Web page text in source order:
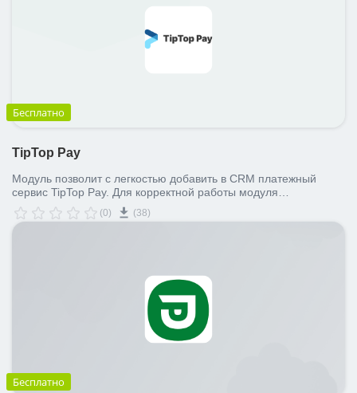
Бесплатно
TipTop Pay
Модуль позволит с легкостью добавить в CRM платежный
сервис TipTop Pay. Для корректной работы модуля
необходима регистрация в сервисе.
(0) (38)
Бесплатно